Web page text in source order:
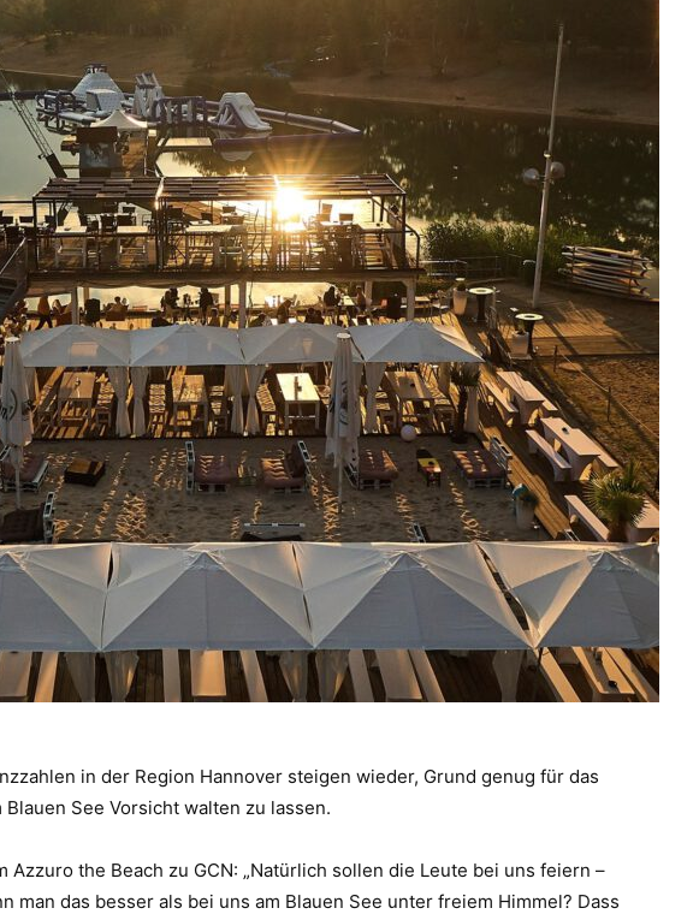
in der Region Hannover steigen wieder, Grund genug für das
See Vorsicht walten zu lassen.
Azzuro the Beach zu GCN: „Natürlich sollen die Leute bei uns feiern –
man das besser als bei uns am Blauen See unter freiem Himmel? Dass